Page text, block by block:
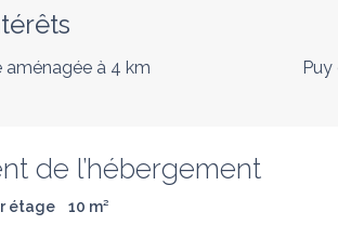
aménagée à 4 km
Puy
de l’hébergement
étage 10 m²